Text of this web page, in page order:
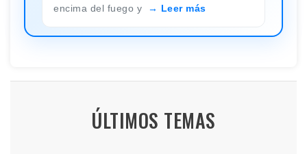
encima del fuego y
Leer más
ÚLTIMOS TEMAS